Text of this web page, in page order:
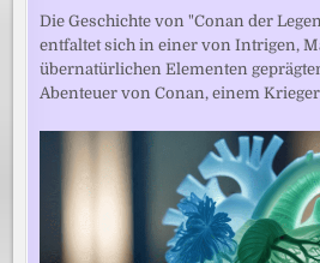
Die Geschichte von "Conan der
entfaltet sich in einer von Intrigen,
übernatürlichen Elementen
Abenteuer von Conan, einem